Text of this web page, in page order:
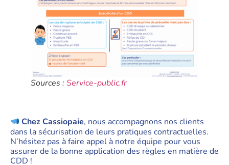
Sources : Service-public.fr
Chez Cassiopaie, nous accompagnons nos clients
dans la sécurisation de leurs pratiques contractuelles.
N’hésitez pas à faire appel à notre équipe pour vous
assurer de la bonne application des règles en matière de
CDD !